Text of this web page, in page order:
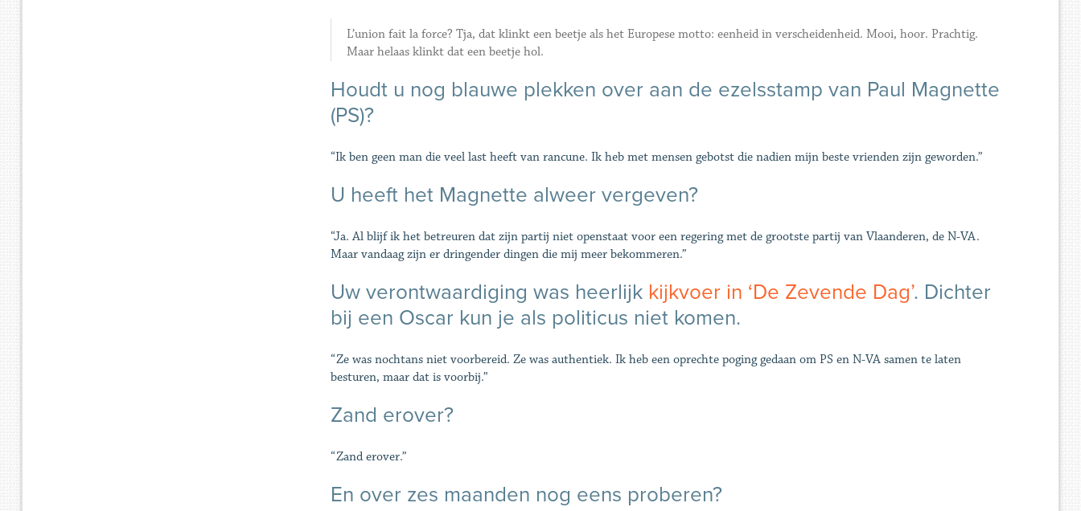
L’union fait la force? Tja, dat klinkt een beetje als het Europese motto: eenheid in verscheidenheid. Mooi, hoor. Prachtig.
Maar helaas klinkt dat een beetje hol.
Houdt u nog blauwe plekken over aan de ezelsstamp van Paul Magnette
(PS)?
“Ik ben geen man die veel last heeft van rancune. Ik heb met mensen gebotst die nadien mijn beste vrienden zijn geworden.”
U heeft het Magnette alweer vergeven?
“Ja. Al blijf ik het betreuren dat zijn partij niet openstaat voor een regering met de grootste partij van Vlaanderen, de N-VA.
Maar vandaag zijn er dringender dingen die mij meer bekommeren.”
Uw verontwaardiging was heerlijk kijkvoer in ‘De Zevende Dag’. Dichter
bij een Oscar kun je als politicus niet komen.
“Ze was nochtans niet voorbereid. Ze was authentiek. Ik heb een oprechte poging gedaan om PS en N-VA samen te laten
besturen, maar dat is voorbij.”
Zand erover?
“Zand erover.”
En over zes maanden nog eens proberen?